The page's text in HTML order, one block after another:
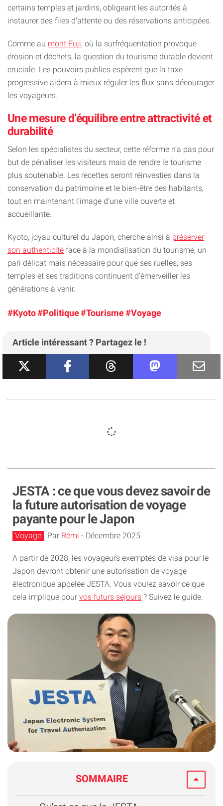
certains temples et jardins, obligeant les autorités à
instaurer des files d’attente ou des réservations anticipées.
Comme au mont Fuji, où la surfréquentation provoque
érosion et déchets, la question du tourisme durable devient
cruciale. Les pouvoirs publics espèrent que la taxe
progressive aidera à mieux réguler les flux sans décourager
les voyageurs.
Une mesure d’équilibre entre attractivité et
durabilité
Selon les spécialistes du secteur, cette réforme n’a pas pour
but de pénaliser les visiteurs mais de rendre le tourisme
plus soutenable. Les recettes seront réinvesties dans la
conservation du patrimoine et le bien-être des habitants,
tout en maintenant l’image d’une ville ouverte et
accueillante.
Kyoto, joyau culturel du Japon, cherche ainsi à préserver
son authenticité face à la mondialisation du tourisme, un
pari délicat mais nécessaire pour que ses ruelles, ses
temples et ses traditions continuent d’émerveiller les
générations à venir.
#Kyoto#Politique#Tourisme#Voyage
Article intéressant ? Partagez le !
JESTA : ce que vous devez savoir de
la future autorisation de voyage
payante pour le Japon
Voyage Par Rémi - Décembre 2025
A partir de 2028, les voyageurs exemptés de visa pour le
Japon devront obtenir une autorisation de voyage
électronique appelée JESTA. Vous voulez savoir ce que
cela implique pour vos futurs séjours ? Suivez le guide.
SOMMAIRE